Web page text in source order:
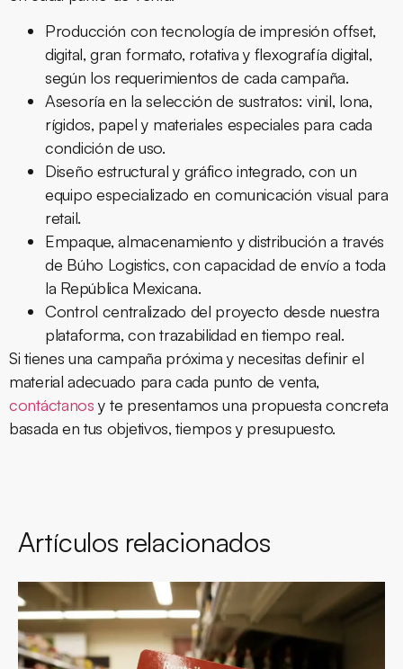
Producción con tecnología de impresión offset,
digital, gran formato, rotativa y flexografía digital,
según los requerimientos de cada campaña.
Asesoría en la selección de sustratos: vinil, lona,
rígidos, papel y materiales especiales para cada
condición de uso.
Diseño estructural y gráfico integrado, con un
equipo especializado en comunicación visual para
retail.
Empaque, almacenamiento y distribución a través
de Búho Logistics, con capacidad de envío a toda
la República Mexicana.
Control centralizado del proyecto desde nuestra
plataforma, con trazabilidad en tiempo real.
Si tienes una campaña próxima y necesitas definir el
material adecuado para cada punto de venta,
contáctanos y te presentamos una propuesta concreta
basada en tus objetivos, tiempos y presupuesto.
Artículos relacionados